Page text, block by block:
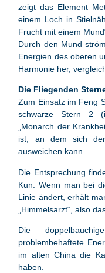
zeigt das Element
einem Loch in
Frucht mit einem
Durch den Mund
Energien des oberen
Harmonie her,
Die Fliegenden
Zum Einsatz im Feng
schwarze Stern 2
„Monarch der
ist, an dem sich
ausweichen kann.
Die Entsprechung
Kun. Wenn man bei
Linie ändert, erhält
„Himmelsarzt“, also
Die
problembehaftete
im alten China die
haben.